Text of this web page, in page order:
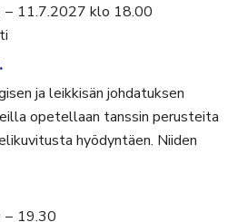
– 11.7.2027 klo 18.00
ja leikkisän johdatuksen
opetellaan tanssin perusteita
hyödyntäen. Niiden
– 19.30